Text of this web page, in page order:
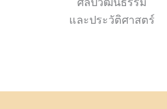
และประวัติศาสตร์